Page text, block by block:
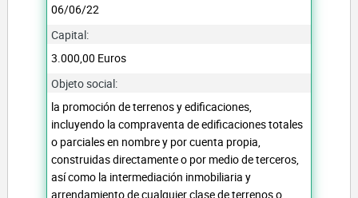
06/06/22
Capital:
3.000,00 Euros
Objeto social:
la promoción de terrenos y edificaciones,
incluyendo la compraventa de edificaciones totales
o parciales en nombre y por cuenta propia,
construidas directamente o por medio de terceros,
así como la intermediación inmobiliaria y
arrendamiento de cualquier clase de terrenos o